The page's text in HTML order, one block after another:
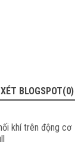
BLOGSPOT(0)
khí trên động cơ